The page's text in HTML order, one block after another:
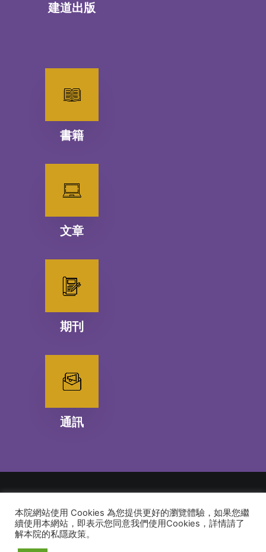
建道出版
書籍
文章
期刊
通訊
© 2026 建道神學院Alliance Bible Seminary. All rights reserved
本院網站使用 Cookies 為您提供更好的瀏覽體驗，如果您繼
續使用本網站，即表示您同意我們使用Cookies，詳情請了
解本院的私隱政策。